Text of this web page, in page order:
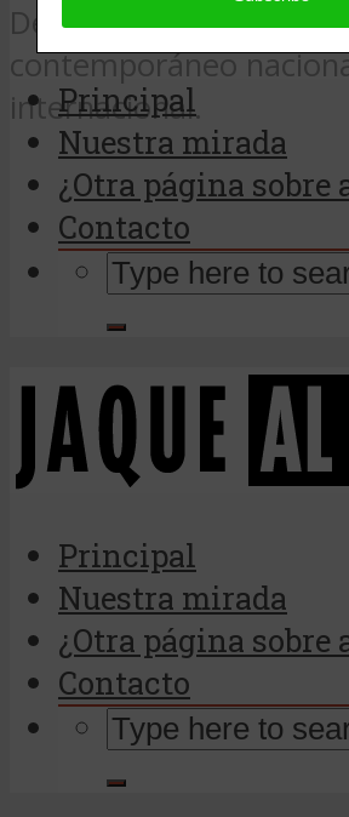
Desde Argentina,
contemporáneo
internacional.
Principal
Nuestra mirada
¿Otra página sobre
Contacto
Principal
Nuestra mirada
¿Otra página sobre
Contacto